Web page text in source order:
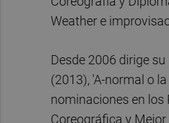
Weather e
Desde 2006 dirige
(2013), 'A-normal o
nominaciones en los
Coreográfica y